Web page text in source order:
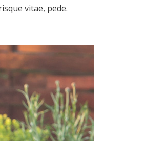
vitae, pede.